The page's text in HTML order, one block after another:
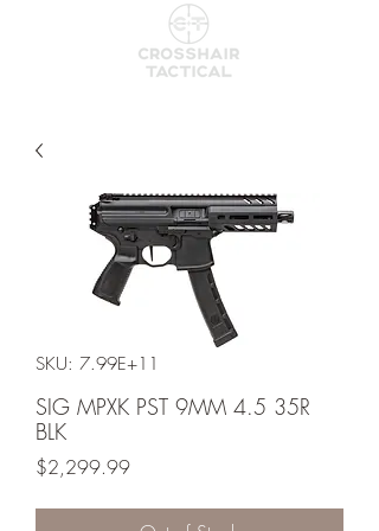
SKU: 7.99E+11
SIG MPXK PST 9MM 4.5 35R
BLK
$2,299.99Price